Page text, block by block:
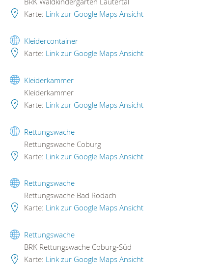
Karte: Link zur Google Maps Ansicht
Kleidercontainer
Karte: Link zur Google Maps Ansicht
Kleiderkammer
Kleiderkammer
Karte: Link zur Google Maps Ansicht
Rettungswache
Rettungswache Coburg
Karte: Link zur Google Maps Ansicht
Rettungswache
Rettungswache Bad Rodach
Karte: Link zur Google Maps Ansicht
Rettungswache
BRK Rettungswache Coburg-Süd
Karte: Link zur Google Maps Ansicht